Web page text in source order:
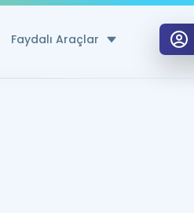
Faydalı Araçlar